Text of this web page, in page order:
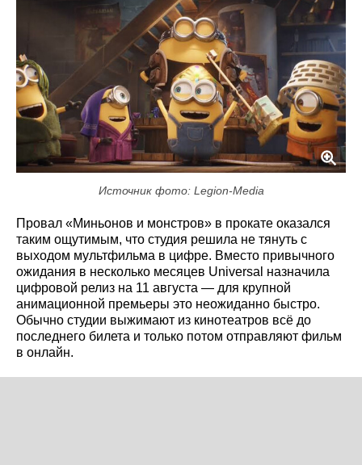
Источник фото: Legion-Media
Провал «Миньонов и монстров» в прокате оказался
таким ощутимым, что студия решила не тянуть с
выходом мультфильма в цифре. Вместо привычного
ожидания в несколько месяцев Universal назначила
цифровой релиз на 11 августа — для крупной
анимационной премьеры это неожиданно быстро.
Обычно студии выжимают из кинотеатров всё до
последнего билета и только потом отправляют фильм
в онлайн.